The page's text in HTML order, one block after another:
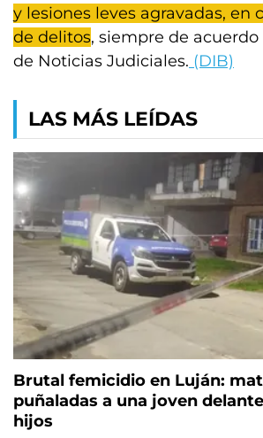
y lesiones leves agravadas, en
de delitos, siempre de
de Noticias Judiciales. (DIB)
LAS MÁS LEÍDAS
Brutal femicidio en Luján:
puñaladas a una joven
hijos